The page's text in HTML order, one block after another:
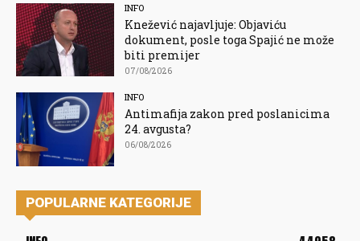
INFO
Knežević najavljuje: Objaviću
dokument, posle toga Spajić ne može
biti premijer
07/08/2026
INFO
Antimafija zakon pred poslanicima
24. avgusta?
06/08/2026
POPULARNE KATEGORIJE